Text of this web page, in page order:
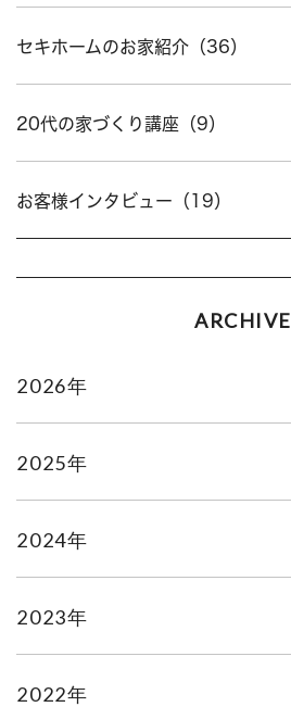
セキホームのお家紹介（36）
20代の家づくり講座（9）
お客様インタビュー（19）
ARCHIVE
2026年
2025年
2024年
2023年
2022年